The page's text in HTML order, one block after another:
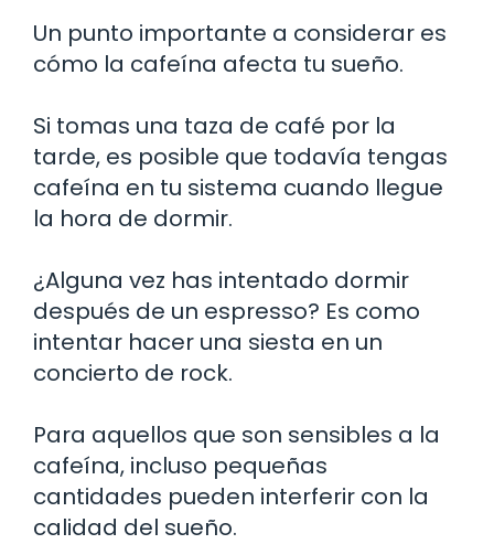
Un punto importante a considerar es
cómo la cafeína afecta tu sueño.
Si tomas una taza de café por la
tarde, es posible que todavía tengas
cafeína en tu sistema cuando llegue
la hora de dormir.
¿Alguna vez has intentado dormir
después de un espresso? Es como
intentar hacer una siesta en un
concierto de rock.
Para aquellos que son sensibles a la
cafeína, incluso pequeñas
cantidades pueden interferir con la
calidad del sueño.